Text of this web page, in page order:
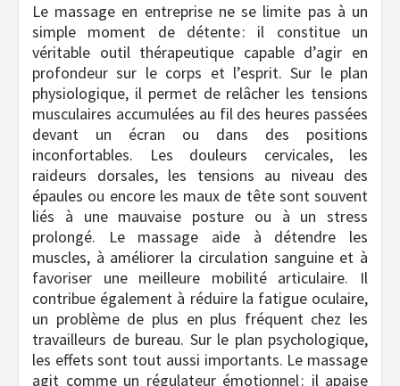
Le massage en entreprise ne se limite pas à un
simple moment de détente : il constitue un
véritable outil thérapeutique capable d’agir en
profondeur sur le corps et l’esprit. Sur le plan
physiologique, il permet de relâcher les tensions
musculaires accumulées au fil des heures passées
devant un écran ou dans des positions
inconfortables. Les douleurs cervicales, les
raideurs dorsales, les tensions au niveau des
épaules ou encore les maux de tête sont souvent
liés à une mauvaise posture ou à un stress
prolongé. Le massage aide à détendre les
muscles, à améliorer la circulation sanguine et à
favoriser une meilleure mobilité articulaire. Il
contribue également à réduire la fatigue oculaire,
un problème de plus en plus fréquent chez les
travailleurs de bureau. Sur le plan psychologique,
les effets sont tout aussi importants. Le massage
agit comme un régulateur émotionnel : il apaise